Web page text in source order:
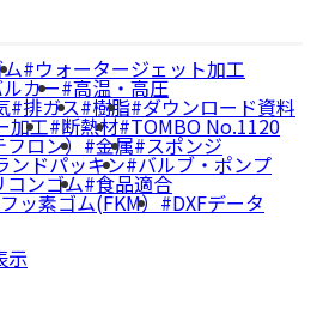
ウォータージェット加工
カー 高温・高圧
排ガス 樹脂 ダウンロード資料
加工 断熱材 TOMBO No.1120
フロン） 金属 スポンジ
ンドパッキン バルブ・ポンプ
コンゴム 食品適合
フッ素ゴム(FKM） DXFデータ
示